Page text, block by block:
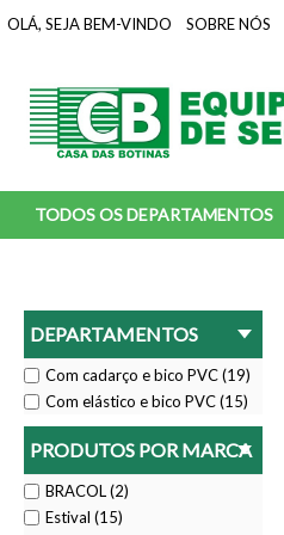
OLÁ, SEJA BEM-VINDO SOBRE NÓS
TODOS OS DEPARTAMENTOS
DEPARTAMENTOS
Com cadarço e bico PVC (19)
Com elástico e bico PVC (15)
PRODUTOS POR MARCA
BRACOL (2)
Estival (15)